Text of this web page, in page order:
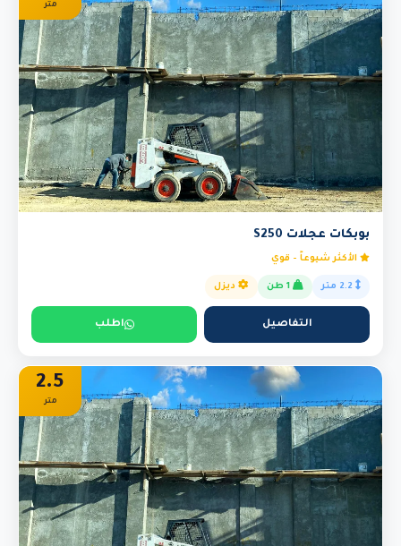
متر
بوبكات عجلات S250
الأكثر شيوعاً - قوي
ديزل
التفاصيل اطلب
2.5
متر